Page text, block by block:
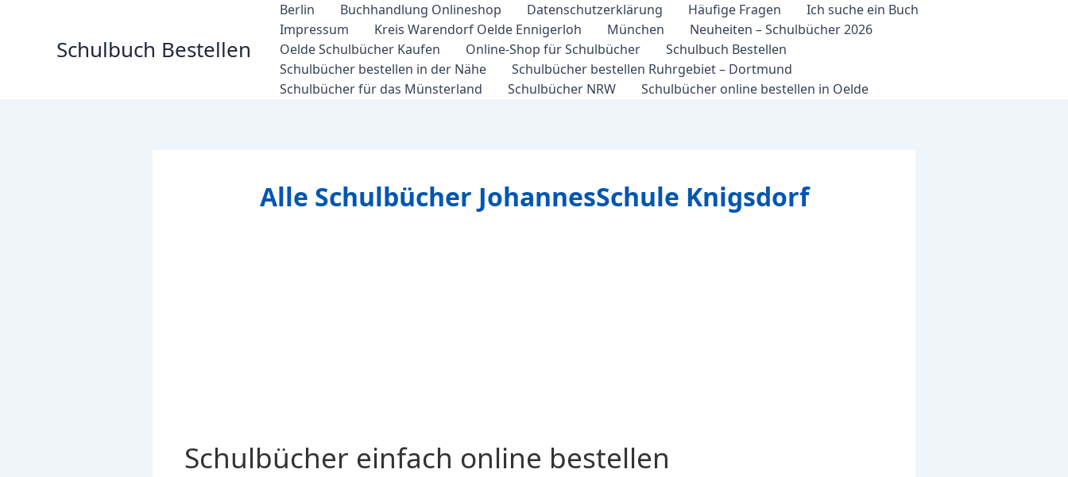
Schulbuch Bestellen
Berlin Buchhandlung Onlineshop Datenschutzerklärung Häufige Fragen
Ich suche ein Buch
Impressum
Kreis Warendorf Oelde Ennigerloh München
Neuheiten – Schulbücher 2026
Oelde Schulbücher Kaufen
Online-Shop für Schulbücher
Schulbuch Bestellen
Schulbücher bestellen in der Nähe
Schulbücher bestellen Ruhrgebiet – Dortmund
Schulbücher für das Münsterland
Schulbücher NRW Schulbücher online bestellen in Oelde
Alle Schulbücher JohannesSchule Knigsdorf
Schulbücher einfach online bestellen